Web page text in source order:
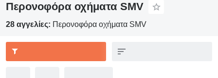
Περονοφόρα οχήματα SMV
28 αγγελίες: Περονοφόρα οχήματα SMV